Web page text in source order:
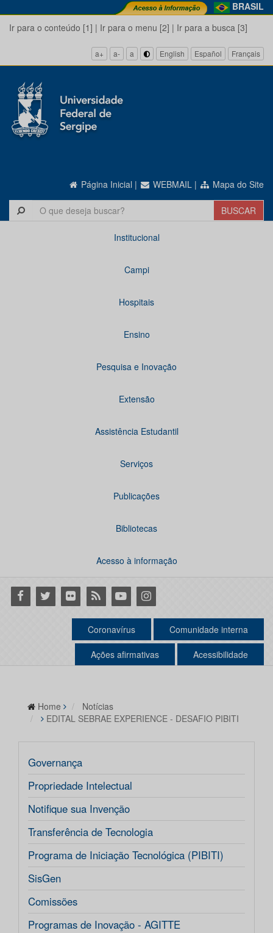
BRASIL
Ir para o conteúdo [1] | Ir para o menu [2] | Ir para a busca [3]
a+ a- a English Español Français
Página Inicial | WEBMAIL | Mapa do Site
Institucional
Campi
Hospitais
Ensino
Pesquisa e Inovação
Extensão
Assistência Estudantil
Serviços
Publicações
Bibliotecas
Acesso à informação
Facebook
Twitter Flickr RSS YoutubeInstagram
Coronavírus Comunidade interna
Ações afirmativas Acessibilidade
Home
Notícias
EDITAL SEBRAE EXPERIENCE - DESAFIO PIBITI
Governança
Propriedade Intelectual
Notifique sua Invenção
Transferência de Tecnologia
Programa de Iniciação Tecnológica (PIBITI)
SisGen
Comissões
Programas de Inovação - AGITTE